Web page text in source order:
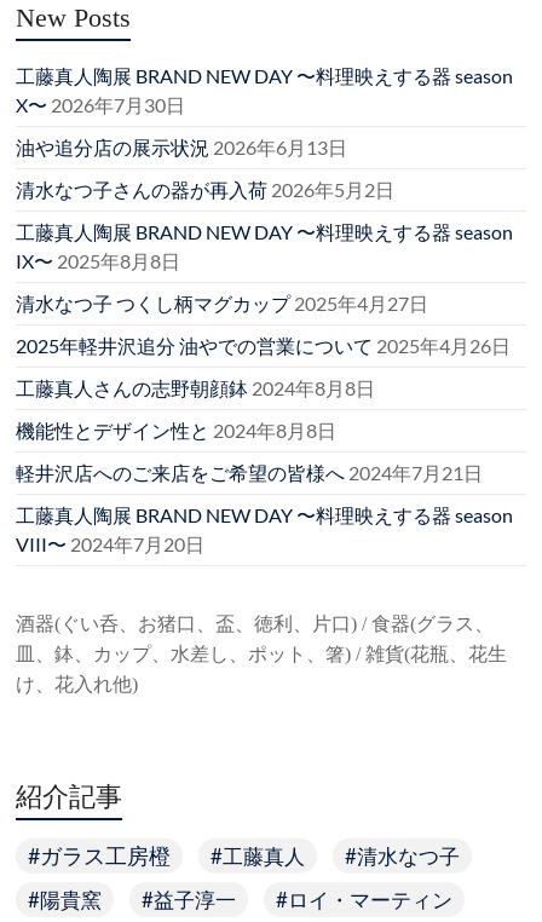
New Posts
工藤真人陶展 BRAND NEW DAY 〜料理映えする器 season
X〜 2026年7月30日
油や追分店の展示状況 2026年6月13日
清水なつ子さんの器が再入荷 2026年5月2日
工藤真人陶展 BRAND NEW DAY 〜料理映えする器 season
IX〜 2025年8月8日
清水なつ子 つくし柄マグカップ2025年4月27日
2025年軽井沢追分 油やでの営業について 2025年4月26日
工藤真人さんの志野朝顔鉢 2024年8月8日
機能性とデザイン性と 2024年8月8日
軽井沢店へのご来店をご希望の皆様へ 2024年7月21日
工藤真人陶展 BRAND NEW DAY 〜料理映えする器 season
VIII〜 2024年7月20日
酒器(ぐい呑、お猪口、盃、徳利、片口) / 食器(グラス、
皿、鉢、カップ、水差し、ポット、箸) / 雑貨(花瓶、花生
け、花入れ他)
紹介記事
ガラス工房橙 工藤真人
清水なつ子
陽貴窯
益子淳一 ロイ・マーティン